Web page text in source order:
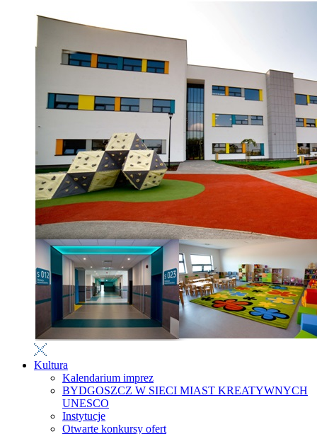
Kultura
Kalendarium imprez
BYDGOSZCZ W SIECI MIAST KREATYWNYCH
UNESCO
Instytucje
Otwarte konkursy ofert